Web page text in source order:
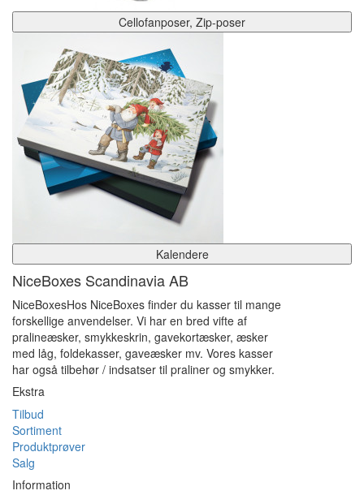
Cellofanposer, Zip-poser
Kalendere
NiceBoxes Scandinavia AB
NiceBoxesHos NiceBoxes finder du kasser til mange
forskellige anvendelser. Vi har en bred vifte af
pralineæsker, smykkeskrin, gavekortæsker, æsker
med låg, foldekasser, gaveæsker mv. Vores kasser
har også tilbehør / indsatser til praliner og smykker.
Ekstra
Tilbud
Sortiment
Produktprøver
Salg
Information